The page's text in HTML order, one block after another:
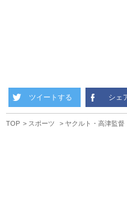
ツイートする シェ
TOP スポーツ ヤクルト・高津監